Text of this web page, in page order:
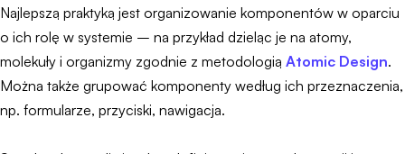
Najlepszą praktyką jest organizowanie komponentów w oparciu
o ich rolę w systemie – na przykład dzieląc je na atomy,
molekuły i organizmy zgodnie z metodologią Atomic Design.
Można także grupować komponenty według ich przeznaczenia,
np. formularze, przyciski, nawigacja.